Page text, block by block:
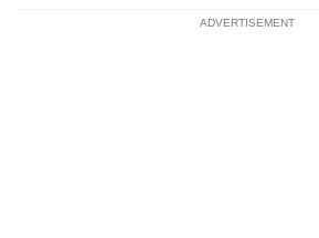
ADVERTISEMENT